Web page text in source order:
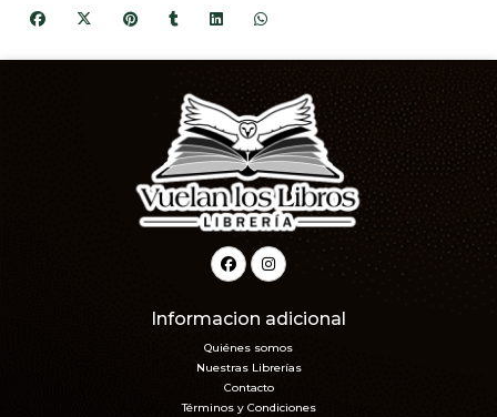
Informacion adicional
Quiénes somos
Nuestras Librerías
Contacto
Términos y Condiciones